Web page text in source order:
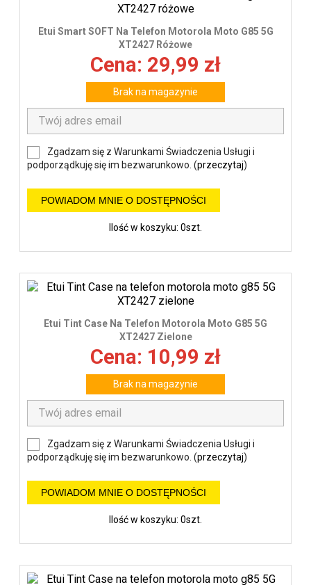
Etui Smart SOFT Na Telefon Motorola Moto G85 5G
XT2427 Różowe
Cena: 29,99 zł
Brak na magazynie
Zgadzam się z Warunkami Świadczenia Usługi i
podporządkuję się im bezwarunkowo. (przeczytaj)
POWIADOM MNIE O DOSTĘPNOŚCI
Ilość w koszyku: 0szt.
Etui Tint Case Na Telefon Motorola Moto G85 5G
XT2427 Zielone
Cena: 10,99 zł
Brak na magazynie
Zgadzam się z Warunkami Świadczenia Usługi i
podporządkuję się im bezwarunkowo. (przeczytaj)
POWIADOM MNIE O DOSTĘPNOŚCI
Ilość w koszyku: 0szt.